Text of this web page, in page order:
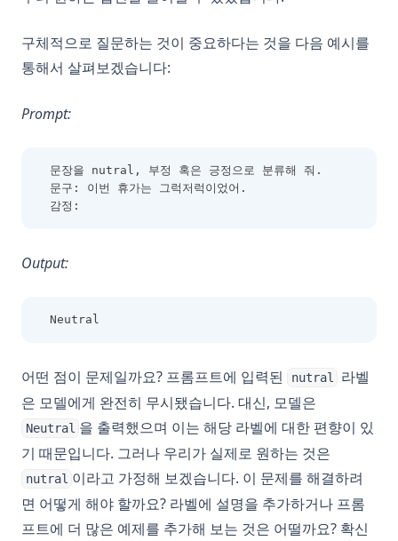
구체적으로 질문하는 것이 중요하다는 것을 다음 예시를
통해서 살펴보겠습니다:
Prompt:
문장을 nutral, 부정 혹은 긍정으로 분류해 줘.
문구: 이번 휴가는 그럭저럭이었어.
감정:
Output:
Neutral
어떤 점이 문제일까요? 프롬프트에 입력된 nutral
라벨
은 모델에게 완전히 무시됐습니다. 대신, 모델은
Neutral 을 출력했으며 이는 해당 라벨에 대한 편향이 있
기 때문입니다. 그러나 우리가 실제로 원하는 것은
nutral 이라고 가정해 보겠습니다. 이 문제를 해결하려
면 어떻게 해야 할까요? 라벨에 설명을 추가하거나 프롬
프트에 더 많은 예제를 추가해 보는 것은 어떨까요? 확신